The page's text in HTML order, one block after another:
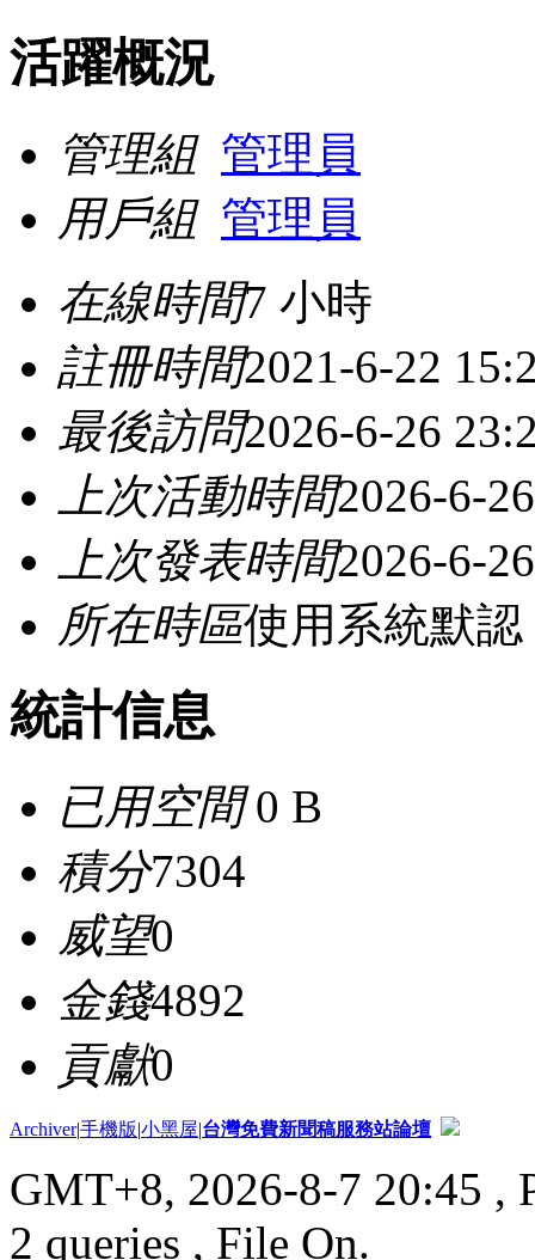
活躍概況
管理組 管理員
用戶組 管理員
在線時間7 小時
註冊時間2021-6-22
最後訪問2026-6-26
上次活動時間2026-6-
上次發表時間2026-6-
所在時區使用系統默認
統計信息
已用空間0 B
積分7304
威望0
金錢4892
貢獻0
Archiver|手機版|小黑屋|台灣免費新聞稿服務站論壇
GMT+8, 2026-8-7 20:45 ,
2 queries , File On.